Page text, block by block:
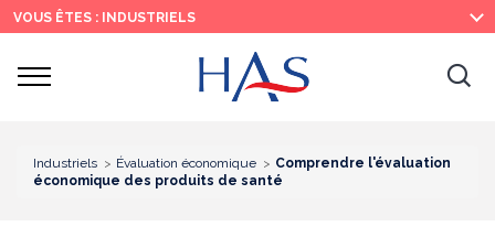
Recherche
Menu
principal
Contenu
principal
VOUS ÊTES : INDUSTRIELS
Ouvrir
Industriels Évaluation économique
Comprendre l'évaluation
économique des produits de santé